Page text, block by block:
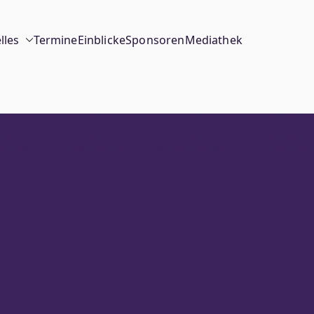
TermineEinblickeSponsorenMediathek